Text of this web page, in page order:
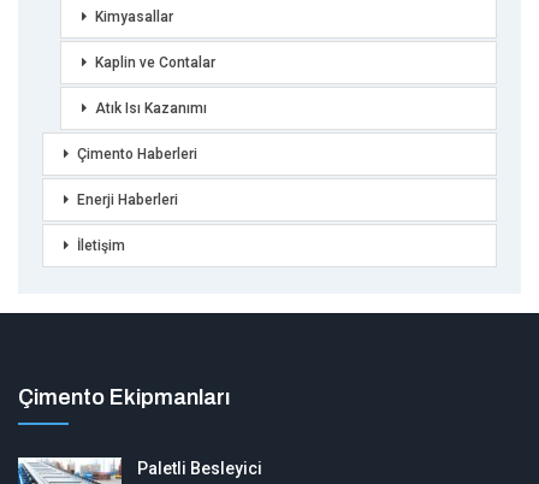
Kimyasallar
Kaplin ve Contalar
Atık Isı Kazanımı
Çimento Haberleri
Enerji Haberleri
İletişim
Çimento Ekipmanları
Paletli Besleyici